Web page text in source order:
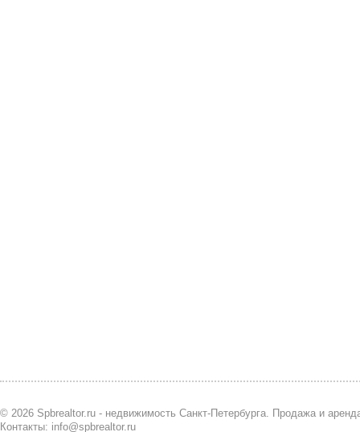
© 2026 Spbrealtor.ru - недвижимость Санкт-Петербурга. Продажа и
Контакты: info@spbrealtor.ru